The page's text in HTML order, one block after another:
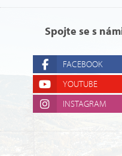
Spojte se s
FACEBOOK
YOUTUBE
INSTAGRAM